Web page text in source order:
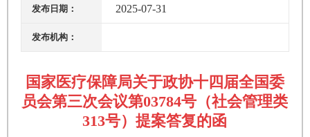
发布日期： 2025-07-31
发布机构：
国家医疗保障局关于政协十四届全国委
员会第三次会议第03784号（社会管理类
313号）提案答复的函